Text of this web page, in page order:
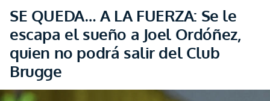
SE QUEDA… A LA FUERZA: Se le
escapa el sueño a Joel Ordóñez,
quien no podrá salir del Club
Brugge